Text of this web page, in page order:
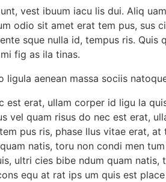
vest ibuum iacu lis dui. Aliq
odio sit amet erat tem pus, sus
sque nulla id, tempus ris. Quis
fig as ila tinas.
aenean massa sociis
erat, ullam corper id ligu la
vel quam risus do nec est erat,
pus ris, phase llus vitae erat,
natis, toru non condi men
ultri cies bibe ndum quam
equ at rat ips um quis est